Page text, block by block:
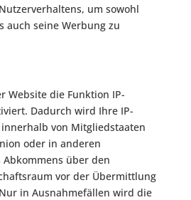
um sowohl
auch seine Werbung zu
Website die Funktion IP-
Dadurch wird Ihre IP-
innerhalb von Mitgliedstaaten
oder in anderen
über den
vor der Übermittlung
in Ausnahmefällen wird die